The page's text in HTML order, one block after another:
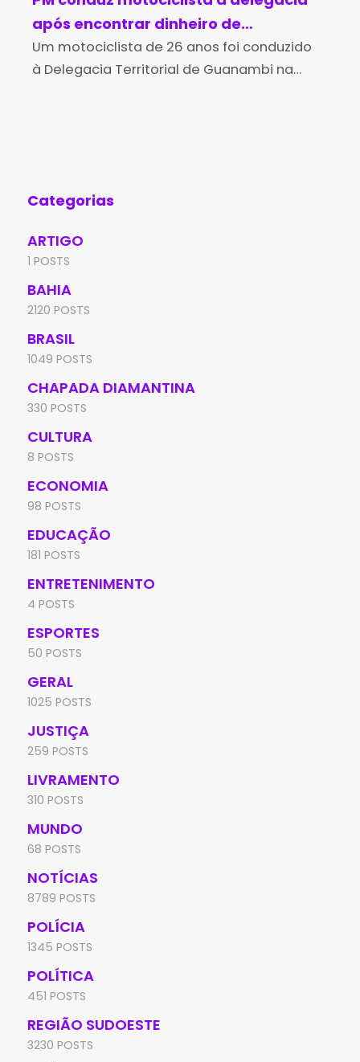
após encontrar dinheiro de
procedência suspeita em Guanambi
Um motociclista de 26 anos foi conduzido
à Delegacia Territorial de Guanambi na
Categorias
ARTIGO
1 POSTS
BAHIA
2120 POSTS
BRASIL
1049 POSTS
CHAPADA DIAMANTINA
330 POSTS
CULTURA
8 POSTS
ECONOMIA
98 POSTS
EDUCAÇÃO
181 POSTS
ENTRETENIMENTO
4 POSTS
ESPORTES
50 POSTS
GERAL
1025 POSTS
JUSTIÇA
259 POSTS
LIVRAMENTO
310 POSTS
MUNDO
68 POSTS
NOTÍCIAS
8789 POSTS
POLÍCIA
1345 POSTS
POLÍTICA
451 POSTS
REGIÃO SUDOESTE
3230 POSTS